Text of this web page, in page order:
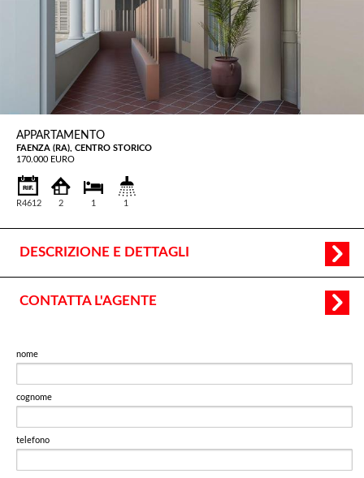
APPARTAMENTO
FAENZA (RA), CENTRO STORICO
170.000 EURO
R4612 2 1 1
DESCRIZIONE E DETTAGLI
CONTATTA L'AGENTE
nome
cognome
telefono